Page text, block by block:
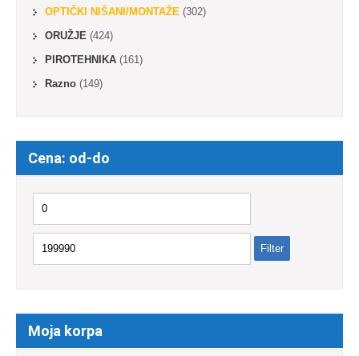
OPTIČKI NIŠANI/MONTAŽE (302)
ORUŽJE (424)
PIROTEHNIKA (161)
Razno (149)
Cena: od-do
cena
Filter
Moja korpa